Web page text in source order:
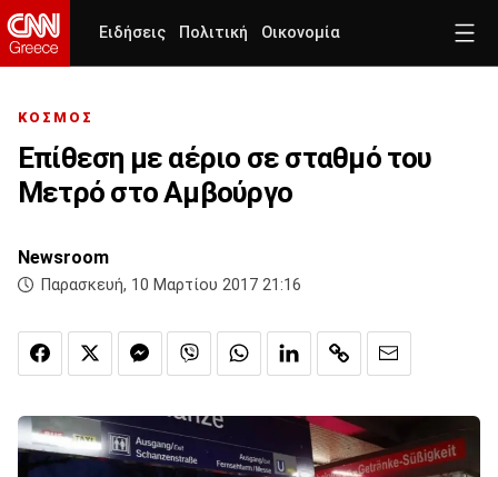
Ειδήσεις Πολιτική Οικονομία
ΚΟΣΜΟΣ
Επίθεση με αέριο σε σταθμό του
Μετρό στο Αμβούργο
Newsroom
Παρασκευή, 10 Μαρτίου 2017 21:16